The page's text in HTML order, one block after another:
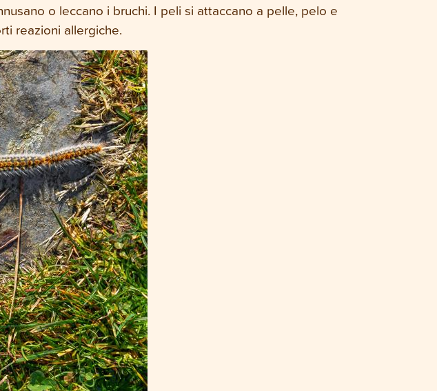
o leccano i bruchi. I peli si attaccano a pelle, pelo e
reazioni allergiche.